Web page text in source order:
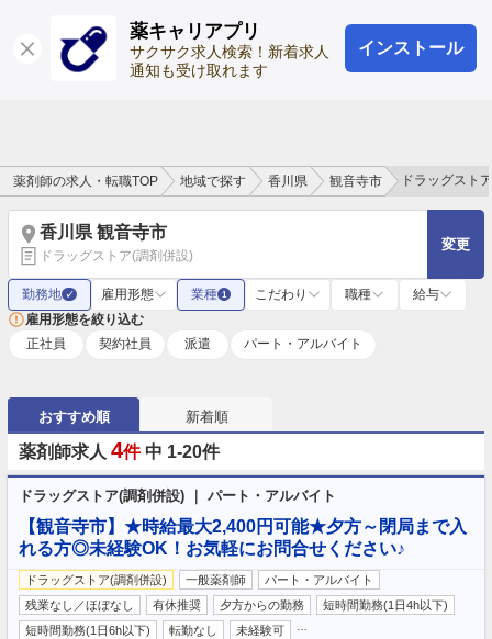
薬キャリアプリ
サクサク求人検索！新着求人
通知も受け取れます
インストール
ログイン 会員登録
薬剤師の求人・転職TOP 地域で探す 香川県 観音寺市 ドラッグスト
香川県 観音寺市
ドラッグストア(調剤併設)
変更
勤務地 ✓ 雇用形態 業種 1 こだわり 職種
給与
雇用形態を絞り込む
正社員
契約社員 派遣 パート・アルバイト
おすすめ順 新着順
薬剤師求人 4件 中 1-20件
ドラッグストア(調剤併設) ｜ パート・アルバイト
【観音寺市】★時給最大2,400円可能★夕方～閉局まで入
れる方◎未経験OK！お気軽にお問合せください♪
ドラッグストア(調剤併設) 一般薬剤師
パート・アルバイト
残業なし／ほぼなし
有休推奨 夕方からの勤務
短時間勤務(1日4h以下)
短時間勤務(1日6h以下)
転勤なし 未経験可